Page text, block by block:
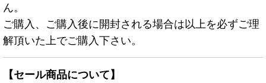
ん。
ご購入、ご購入後に開封される場合は以上を必ずご理
解頂いた上でご購入下さい。
【セール商品について】